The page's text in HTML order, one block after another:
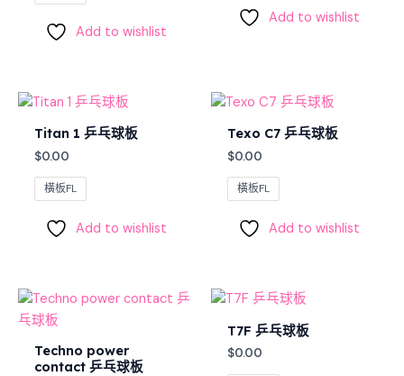
Add to wishlist
Add to wishlist
Titan 1 乒乓球板
$0.00
橫板FL
Add to wishlist
Texo C7 乒乓球板
$0.00
橫板FL
Add to wishlist
Techno power
contact 乒乓球板
T7F 乒乓球板
$0.00